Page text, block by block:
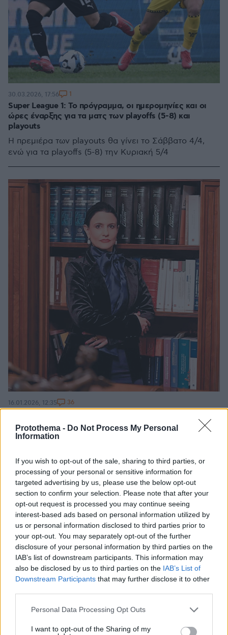
Protothema - Do Not Process My Personal
Information
If you wish to opt-out of the sale, sharing to third parties, or
processing of your personal or sensitive information for
targeted advertising by us, please use the below opt-out
section to confirm your selection. Please note that after your
opt-out request is processed you may continue seeing
interest-based ads based on personal information utilized by
us or personal information disclosed to third parties prior to
your opt-out. You may separately opt-out of the further
disclosure of your personal information by third parties on the
IAB’s list of downstream participants. This information may
also be disclosed by us to third parties on the IAB’s List of
Downstream Participants that may further disclose it to other
Please note that this website/app uses one or more Google
not limited to your visit or usage behaviour. You may click to
Personal Data Processing Opt Outs
I want to opt-out of the Sharing of my
Super League 1: Το πρόγραμμα, οι ημερομηνίες και οι
ώρες έναρξης για τα ματς των playoffs (5-8) και
playouts
Η πρεμιέρα των playouts θα γίνει το Σάββατο 4/4,
ενώ για τα playoffs (5-8) την Κυριακή 5/4
30.03.2026, 17:56 1
αριστερά και δεξιά ως βαρίδια, τον Φεβρουάριο το
πρόγραμμα
εκλεγεί, δεν νομίζω ότι αυτό αφορά τους
υποψήφιους, είπε η Μαρία Γρατσία
16.01.2026, 12:35 36